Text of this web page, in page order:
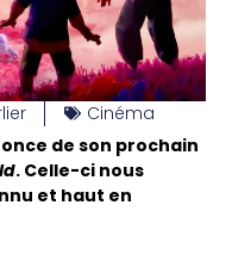
Cinéma
de son prochain
. Celle-ci nous
et haut en